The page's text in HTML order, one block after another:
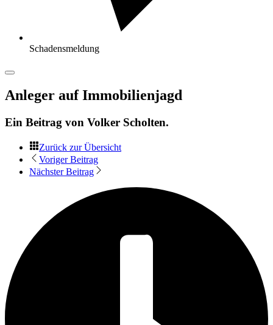
Schadensmeldung
Anleger auf Immobilienjagd
Ein Beitrag von Volker Scholten.
Zurück zur Übersicht
Voriger Beitrag
Nächster Beitrag